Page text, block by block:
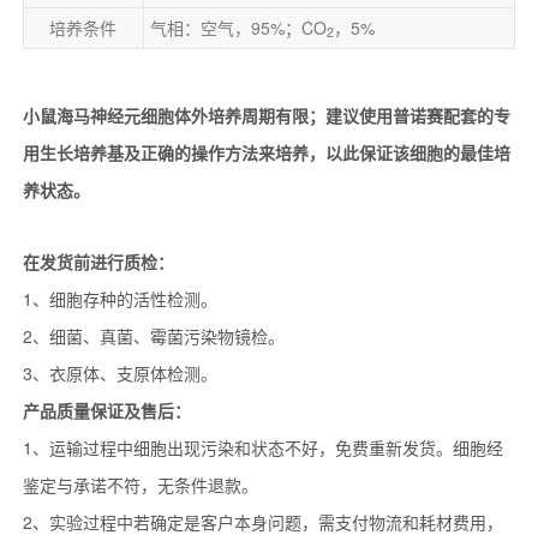
培养条件
气相：空气，95%；CO2，5%
小鼠海马神经元细胞体外培养周期有限；建议使用普诺赛配套的专
用生长培养基及正确的操作方法来培养，以此保证该细胞的最佳培
养状态。
在发货前进行质检：
1、细胞存种的活性检测。
2、细菌、真菌、霉菌污染物镜检。
3、衣原体、支原体检测。
产品质量保证及售后：
1、运输过程中细胞出现污染和状态不好，免费重新发货。细胞经
鉴定与承诺不符，无条件退款。
2、实验过程中若确定是客户本身问题，需支付物流和耗材费用，